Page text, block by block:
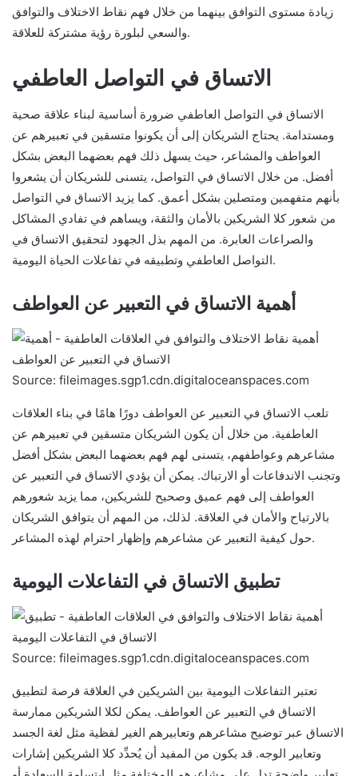
زيادة مستوى التوافق بينهما من خلال فهم نقاط الاختلاف والتوافق
والسعي لبلورة رؤية مشتركة للعلاقة.
الاتساق في التواصل العاطفي
الاتساق في التواصل العاطفي ضرورة أساسية لبناء علاقة صحية
ومستدامة. يحتاج الشريكان إلى أن يكونوا متسقين في تعبيرهم عن
العواطف والمشاعر، حيث يسهل ذلك فهم بعضهما البعض بشكل
أفضل. من خلال الاتساق في التواصل، يتسنى للشريكان أن يشعروا
بأنهم متفهمين ومتصلين بشكل أعمق. كما يزيد الاتساق في التواصل
من شعور كلا الشريكين بالأمان والثقة، ويساهم في تفادي المشاكل
والصراعات العابرة. من المهم بذل الجهود لتحقيق الاتساق في
التواصل العاطفي وتطبيقه في تفاعلات الحياة اليومية.
أهمية الاتساق في التعبير عن العواطف
Source: fileimages.sgp1.cdn.digitaloceanspaces.com
تلعب الاتساق في التعبير عن العواطف دورًا هامًا في بناء العلاقات
العاطفية. من خلال أن يكون الشريكان متسقين في تعبيرهم عن
مشاعرهم وعواطفهم، يتسنى لهم فهم بعضهما البعض بشكل أفضل
وتجنب الاندفاعات أو الارتباك. يمكن أن يؤدي الاتساق في التعبير عن
العواطف إلى فهم عميق وصحيح للشريكين، مما يزيد شعورهم
بالارتياح والأمان في العلاقة. لذلك، من المهم أن يتوافق الشريكان
حول كيفية التعبير عن مشاعرهم وإظهار احترام لهذه المشاعر.
تطبيق الاتساق في التفاعلات اليومية
Source: fileimages.sgp1.cdn.digitaloceanspaces.com
تعتبر التفاعلات اليومية بين الشريكين في العلاقة فرصة لتطبيق
الاتساق في التعبير عن العواطف. يمكن لكلا الشريكين ممارسة
الاتساق عبر توضيح مشاعرهم وتعابيرهم الغير لفظية مثل لغة الجسد
وتعابير الوجه. قد يكون من المفيد أن يُحدِّد كلا الشريكين إشارات